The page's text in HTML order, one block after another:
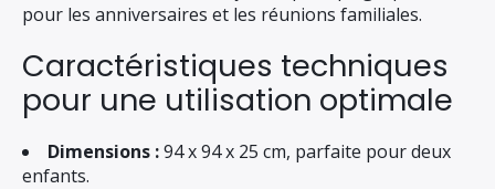
pour les anniversaires et les réunions familiales.
Caractéristiques techniques
pour une utilisation optimale
Dimensions :94 x 94 x 25 cm, parfaite pour deux
enfants.